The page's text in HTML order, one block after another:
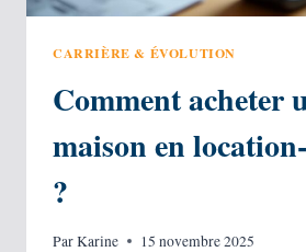
CARRIÈRE & ÉVOLUTION
Comment acheter
maison en
?
ParKarine 15 novembre 2025